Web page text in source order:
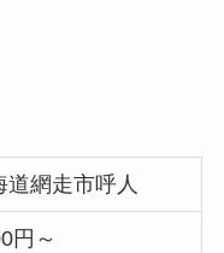
道網走市呼人
円～